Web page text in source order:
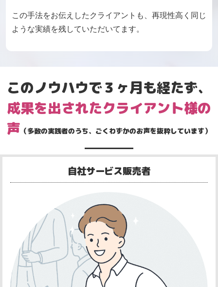
この手法をお伝えしたクライアントも、 再現性高く同じ
ような実績を残していただいてます。
このノウハウで３ヶ月も経たず、
成果を出されたクライアント様の
声 （多数の実践者のうち、ごくわずかのお声を抜粋しています）
自社サービス販売者